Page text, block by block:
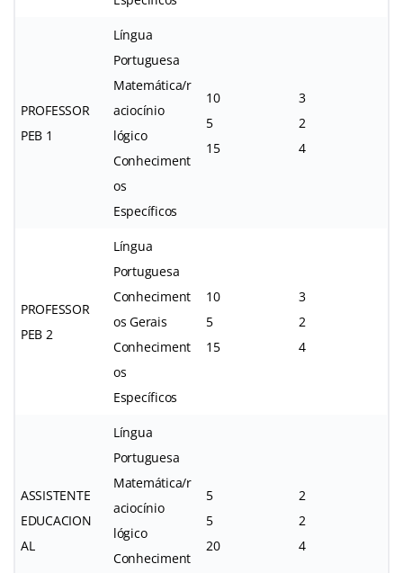
PROFESSOR
PEB 1
Língua
Portuguesa
Matemática/r
aciocínio
lógico
Conheciment
os
Específicos
10
5
15
3
2
4
PROFESSOR
PEB 2
Língua
Portuguesa
Conheciment
os Gerais
Conheciment
os
Específicos
10
5
15
3
2
4
ASSISTENTE
EDUCACION
AL
Língua
Portuguesa
Matemática/r
aciocínio
lógico
Conheciment
5
5
20
2
2
4